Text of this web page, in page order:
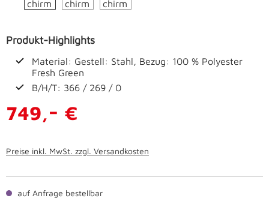
Produkt-Highlights
Material: Gestell: Stahl, Bezug: 100 % Polyester
Fresh Green
B/H/T: 366 / 269 / 0
749,- €
Preise inkl. MwSt. zzgl. Versandkosten
auf Anfrage bestellbar